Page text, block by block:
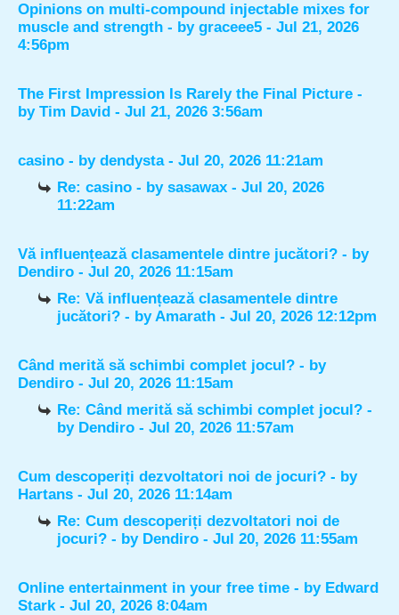
Opinions on multi-compound injectable mixes for
muscle and strength - by graceee5 - Jul 21, 2026
4:56pm
The First Impression Is Rarely the Final Picture -
by Tim David - Jul 21, 2026 3:56am
casino - by dendysta- Jul 20, 2026 11:21am
Re: casino - bysasawax - Jul 20, 2026
11:22am
Vă influențează clasamentele dintre jucători? - by
Dendiro - Jul 20, 2026 11:15am
Re: Vă influențează clasamentele dintre
jucători? - byAmarath - Jul 20, 2026 12:12pm
Când merită să schimbi complet jocul? - by
Dendiro - Jul 20, 2026 11:15am
Re: Când merită să schimbi complet jocul? -
by Dendiro - Jul 20, 2026 11:57am
Cum descoperiți dezvoltatori noi de jocuri? - by
Hartans - Jul 20, 2026 11:14am
Re: Cum descoperiți dezvoltatori noi de
jocuri? - by Dendiro - Jul 20, 2026 11:55am
Online entertainment in your free time - by Edward
Stark- Jul 20, 2026 8:04am